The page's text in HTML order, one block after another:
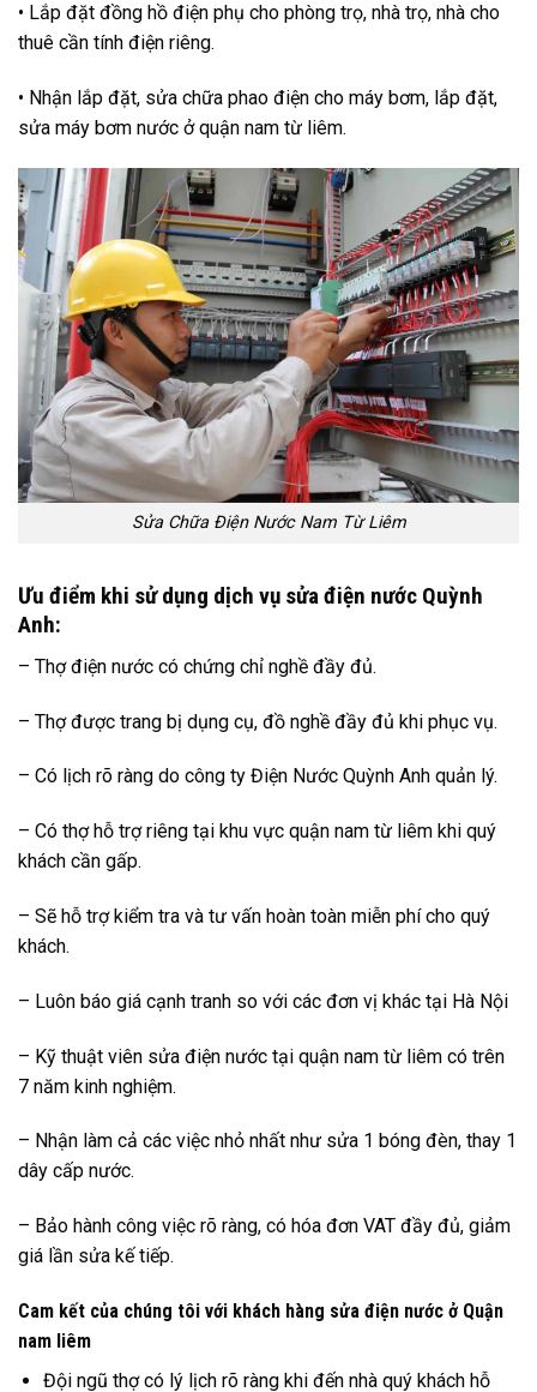
• Lắp đặt đồng hồ điện phụ cho phòng trọ, nhà trọ, nhà cho
thuê cần tính điện riêng.
• Nhận lắp đặt, sửa chữa phao điện cho máy bơm, lắp đặt,
sửa máy bơm nước ở quận nam từ liêm.
Sửa Chữa Điện Nước Nam Từ Liêm
Ưu điểm khi sử dụng dịch vụ sửa điện nước Quỳnh
Anh:
– Thợ điện nước có chứng chỉ nghề đầy đủ.
– Thợ được trang bị dụng cụ, đồ nghề đầy đủ khi phục vụ.
– Có lịch rõ ràng do công ty Điện Nước Quỳnh Anh quản lý.
– Có thợ hỗ trợ riêng tại khu vực quận nam từ liêm khi quý
khách cần gấp.
– Sẽ hỗ trợ kiểm tra và tư vấn hoàn toàn miễn phí cho quý
khách.
– Luôn báo giá cạnh tranh so với các đơn vị khác tại Hà Nội
– Kỹ thuật viên sửa điện nước tại quận nam từ liêm có trên
7 năm kinh nghiệm.
– Nhận làm cả các việc nhỏ nhất như sửa 1 bóng đèn, thay 1
dây cấp nước.
– Bảo hành công việc rõ ràng, có hóa đơn VAT đầy đủ, giảm
giá lần sửa kế tiếp.
Cam kết của chúng tôi với khách hàng sửa điện nước ở Quận
nam liêm
Đội ngũ thợ có lý lịch rõ ràng khi đến nhà quý khách hỗ